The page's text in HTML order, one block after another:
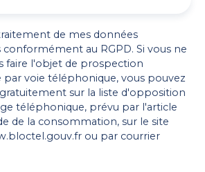
de mes données
au RGPD. Si vous ne
faire l'objet de prospection
voie téléphonique, vous pouvez
sur la liste d'opposition
téléphonique, prévu par l'article
de la consommation, sur le site
ou par courrier